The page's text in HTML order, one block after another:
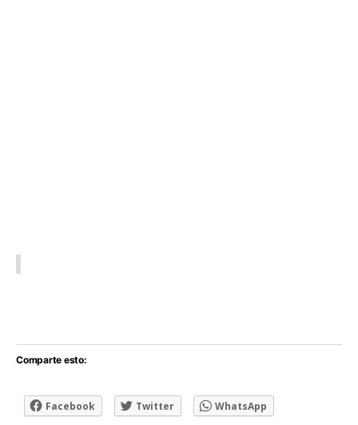
Comparte esto:
Facebook Twitter WhatsApp